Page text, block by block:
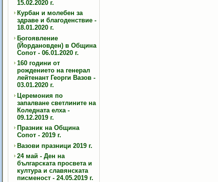
15.02.2020 г.
Курбан и молебен за
здраве и благоденствие -
18.01.2020 г.
Богоявление
(Йордановден) в Община
Сопот - 06.01.2020 г.
160 години от
рождението на генерал
лейтенант Георги Вазов -
03.01.2020 г.
Церемония по
запалване светлините на
Коледната елха -
09.12.2019 г.
Празник на Община
Сопот - 2019 г.
Вазови празници 2019 г.
24 май - Ден на
българската просвета и
култура и славянската
писменост - 24.05.2019 г.